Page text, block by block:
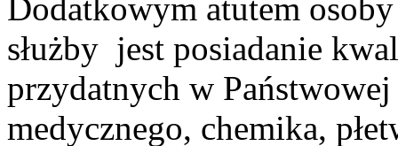
Dodatkowym atutem
służby jest posiadanie
przydatnych w
medycznego, chemika,